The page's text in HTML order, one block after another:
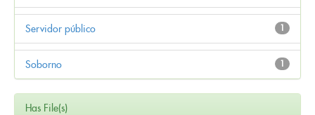
1
Servidor público
1
Soborno
Has File(s)